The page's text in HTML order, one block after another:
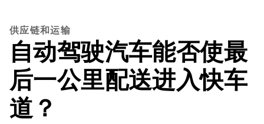
供应链和运输
自动驾驶汽车能否使最
后一公里配送进入快车
道？